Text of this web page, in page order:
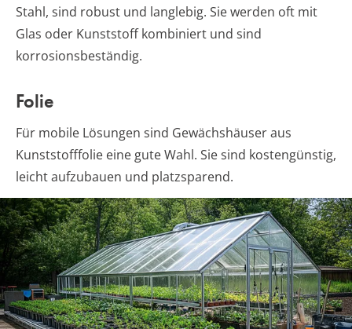
Stahl, sind robust und langlebig. Sie werden oft mit
Glas oder Kunststoff kombiniert und sind
korrosionsbeständig.
Folie
Für mobile Lösungen sind Gewächshäuser aus
Kunststofffolie eine gute Wahl. Sie sind kostengünstig,
leicht aufzubauen und platzsparend.